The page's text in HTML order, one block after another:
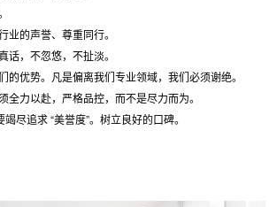
的声誉、尊重同行。
，不忽悠，不扯淡。
优势。凡是偏离我们专业领域，我们必须谢绝。
力以赴，严格品控，而不是尽力而为。
尽追求 “美誉度”。树立良好的口碑。